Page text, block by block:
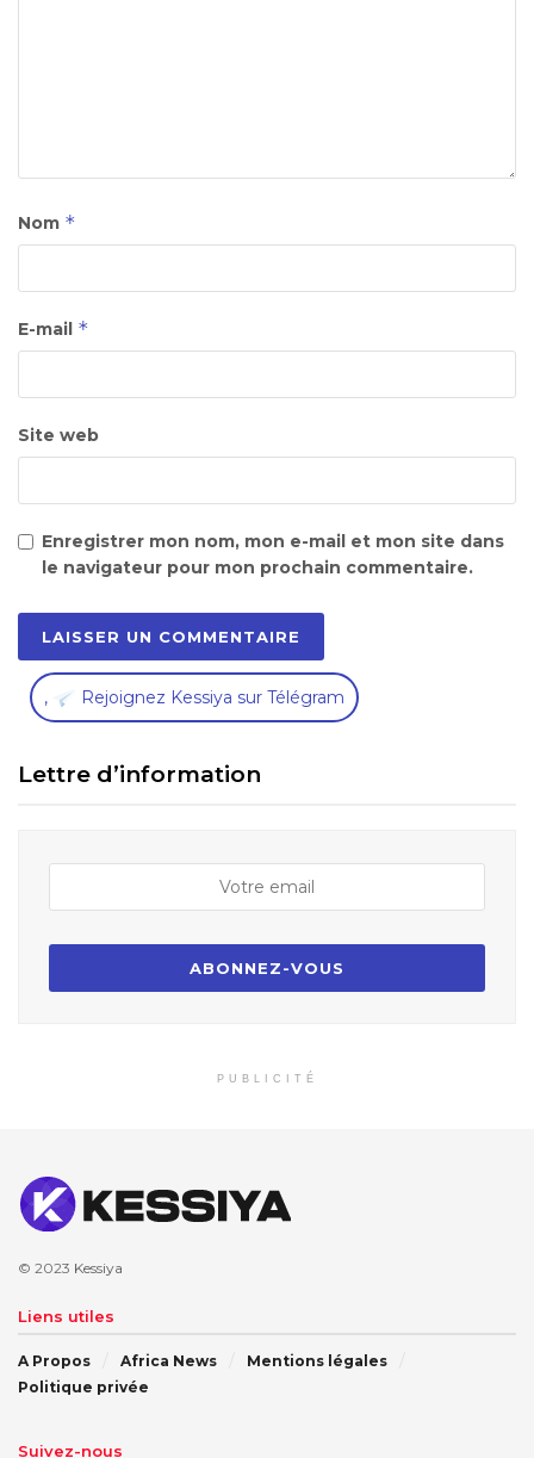
Nom *
E-mail *
Site web
Enregistrer mon nom, mon e-mail et mon site dans
le navigateur pour mon prochain commentaire.
, Rejoignez Kessiya sur Télégram
Lettre d’information
PUBLICITÉ
© 2023 Kessiya
Liens utiles
A Propos Africa News
Mentions légales
Politique privée
Suivez-nous